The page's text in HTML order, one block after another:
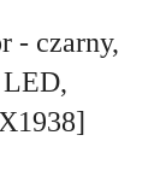
- czarny,